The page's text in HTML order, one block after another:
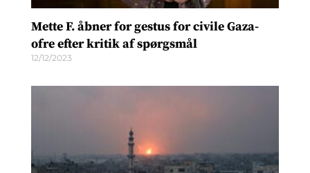
Mette F. åbner for gestus for civile Gaza-
ofre efter kritik af spørgsmål
12/12/2023